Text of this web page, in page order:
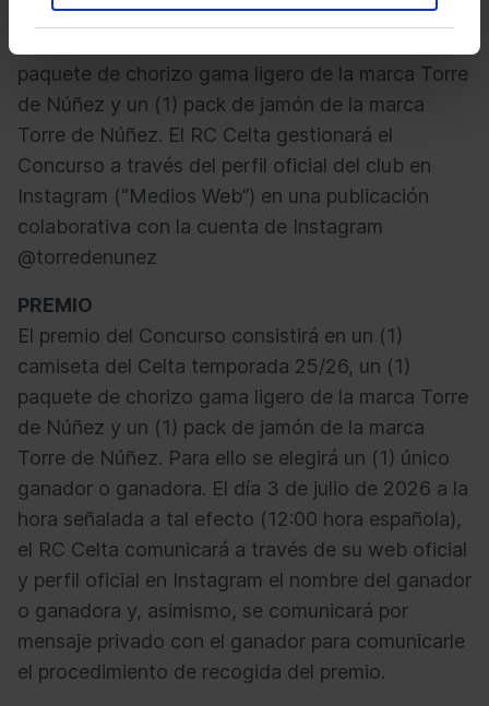
El presente Concurso tiene por objeto sortearun
paquete de chorizo gama ligero de la marca Torre
de Núñez y un (1) pack de jamón de la marca
Torre de Núñez. El RC Celta gestionará el
Concurso a través del perfil oficial del club en
Instagram (“Medios Web”) en una publicación
colaborativa con la cuenta de Instagram
@torredenunez
PREMIO
El premio del Concurso consistirá en un (1)
camiseta del Celta temporada 25/26, un (1)
paquete de chorizo gama ligero de la marca Torre
de Núñez y un (1) pack de jamón de la marca
Torre de Núñez. Para ello se elegirá un (1) único
ganador o ganadora. El día 3 de julio de 2026 a la
hora señalada a tal efecto (12:00 hora española),
el RC Celta comunicará a través de su web oficial
y perfil oficial en Instagram el nombre del ganador
o ganadora y, asimismo, se comunicará por
mensaje privado con el ganador para comunicarle
el procedimiento de recogida del premio.